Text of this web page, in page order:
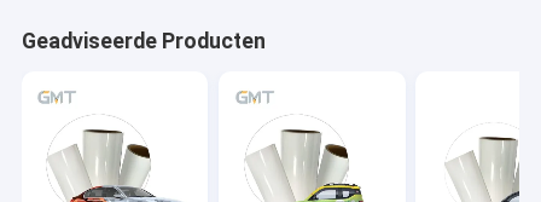
Geadviseerde Producten